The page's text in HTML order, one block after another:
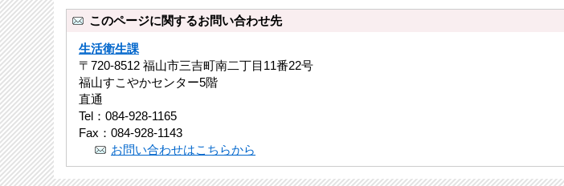
このページに関するお問い合わせ先
生活衛生課
〒720-8512 福山市三吉町南二丁目11番22号
福山すこやかセンター5階
直通
Tel：084-928-1165
Fax：084-928-1143
お問い合わせはこちらから